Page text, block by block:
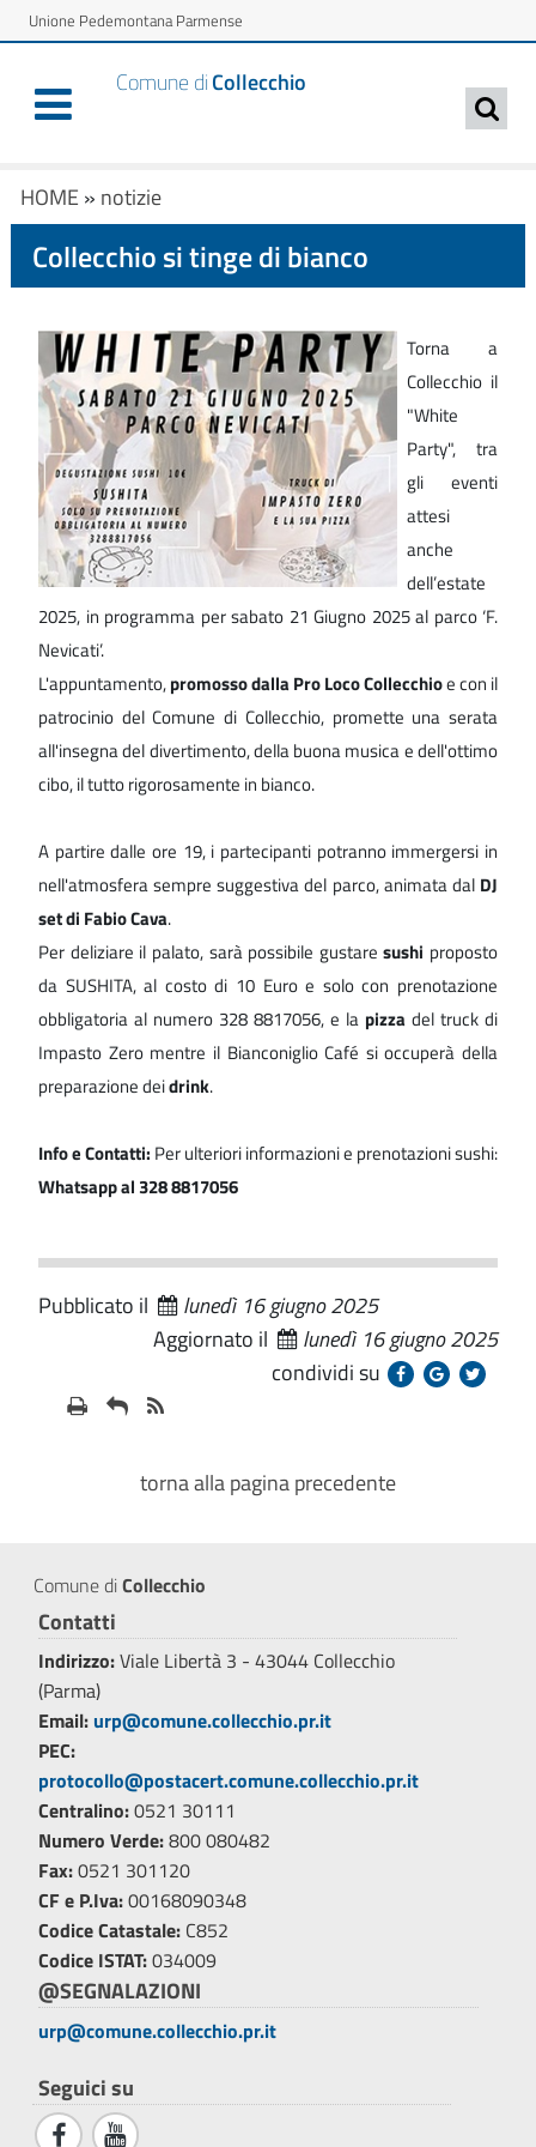
Unione Pedemontana Parmense
Comune diCollecchio
HOME » notizie
Collecchio si tinge di bianco
Torna a
Collecchio il
"White
Party", tra
gli eventi
attesi
anche
dell’estate
2025, in programma per sabato 21 Giugno 2025 al parco ‘F.
Nevicati’.
L'appuntamento,promosso dalla Pro Loco Collecchioe con il
patrocinio del Comune di Collecchio, promette una serata
all'insegna del divertimento, della buona musica e dell'ottimo
cibo, il tutto rigorosamente in bianco.
A partire dalle ore 19, i partecipanti potranno immergersi in
nell'atmosfera sempre suggestiva del parco, animata dal DJ
set di Fabio Cava.
Per deliziare il palato, sarà possibile gustaresushi proposto
da SUSHITA, al costo di 10 Euro e solo con prenotazione
obbligatoria al numero 328 8817056, e la pizza del truck di
Impasto Zero mentre il Bianconiglio Café si occuperà della
preparazione deidrink.
Info e Contatti: Per ulteriori informazioni e prenotazioni sushi:
Whatsapp al 328 8817056
Pubblicato il
lunedì 16 giugno 2025
Aggiornato il
lunedì 16 giugno 2025
condividi su
torna alla pagina precedente
Comune diCollecchio
Contatti
Indirizzo:Viale Libertà 3 - 43044 Collecchio
(Parma)
Email: urp@comune.collecchio.pr.it
PEC:
protocollo@postacert.comune.collecchio.pr.it
Centralino:0521 30111
Numero Verde:800 080482
Fax:0521 301120
CF e P.Iva:00168090348
Codice Catastale: C852
Codice ISTAT:034009
@SEGNALAZIONI
urp@comune.collecchio.pr.it
Seguici su